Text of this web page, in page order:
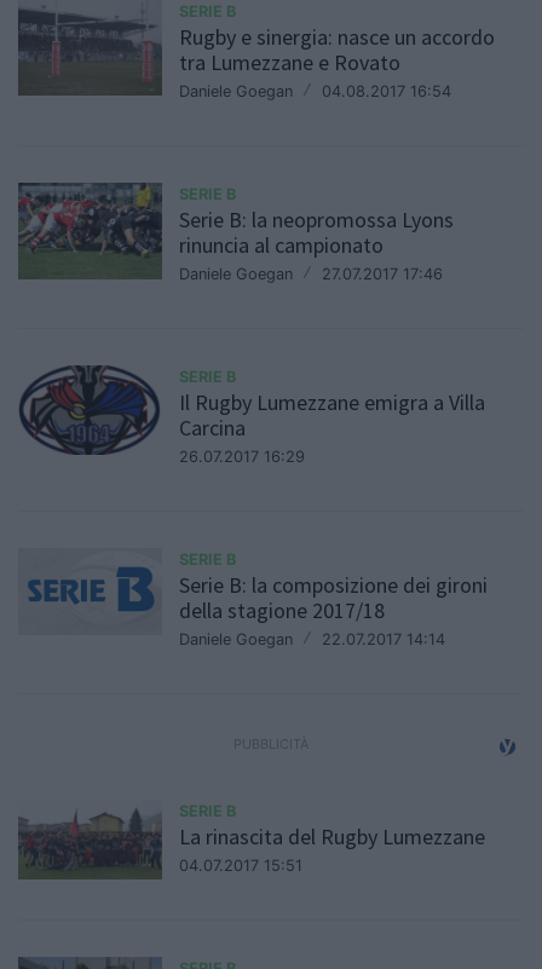
SERIE B
Rugby e sinergia: nasce un accordo
tra Lumezzane e Rovato
Daniele Goegan / 04.08.2017 16:54
SERIE B
Serie B: la neopromossa Lyons
rinuncia al campionato
Daniele Goegan / 27.07.2017 17:46
SERIE B
Il Rugby Lumezzane emigra a Villa
Carcina
26.07.2017 16:29
SERIE B
Serie B: la composizione dei gironi
della stagione 2017/18
Daniele Goegan / 22.07.2017 14:14
SERIE B
La rinascita del Rugby Lumezzane
04.07.2017 15:51